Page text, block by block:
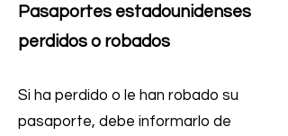
Pasaportes estadounidenses
perdidos o robados
Si ha perdido o le han robado su
pasaporte, debe informarlo de